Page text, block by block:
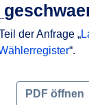
der Anfrage „
“.
PDF öffnen